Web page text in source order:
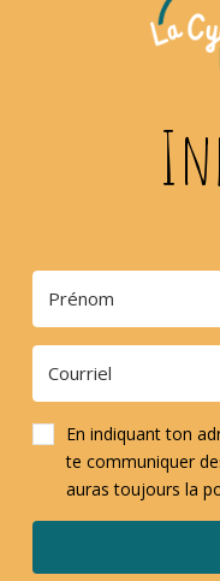
En indiquant ton
te communiquer
auras toujours la